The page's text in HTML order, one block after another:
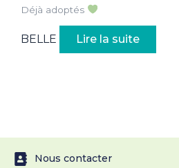
Déjà adoptés
BELLE Lire la suite
Nous contacter